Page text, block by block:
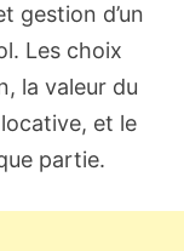
gestion d’un
Les choix
la valeur du
et le
partie.